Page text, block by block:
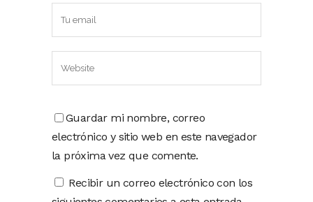
Guardar mi nombre, correo
electrónico y sitio web en este navegador
la próxima vez que comente.
Recibir un correo electrónico con los